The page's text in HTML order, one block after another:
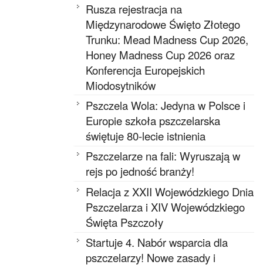
Rusza rejestracja na
Międzynarodowe Święto Złotego
Trunku: Mead Madness Cup 2026,
Honey Madness Cup 2026 oraz
Konferencja Europejskich
Miodosytników
Pszczela Wola: Jedyna w Polsce i
Europie szkoła pszczelarska
świętuje 80-lecie istnienia
Pszczelarze na fali: Wyruszają w
rejs po jedność branży!
Relacja z XXII Wojewódzkiego Dnia
Pszczelarza i XIV Wojewódzkiego
Święta Pszczoły
Startuje 4. Nabór wsparcia dla
pszczelarzy! Nowe zasady i